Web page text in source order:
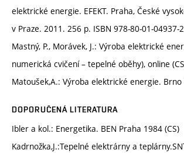
elektrické energie. EFEKT. Praha, České
v Praze. 2011. 256 p. ISBN 978-80-01-04937-
Mastný, P., Morávek, J.: Výroba elektrické
numerická cvičení – tepelné oběhy), online
Matoušek,A.: Výroba elektrické energie. Brno
DOPORUČENÁ LITERATURA
Ibler a kol.: Energetika. BEN Praha 1984 (CS)
Kadrnožka,J.:Tepelné elektrárny a